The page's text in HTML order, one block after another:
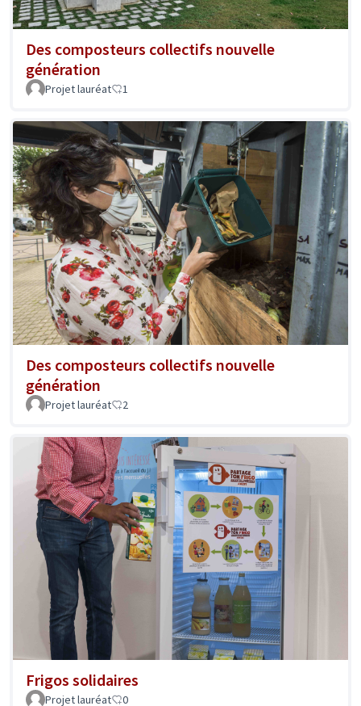
Des composteurs collectifs nouvelle
génération
Projet lauréat 1
Des composteurs collectifs nouvelle
génération
Projet lauréat 2
Frigos solidaires
Projet lauréat 0